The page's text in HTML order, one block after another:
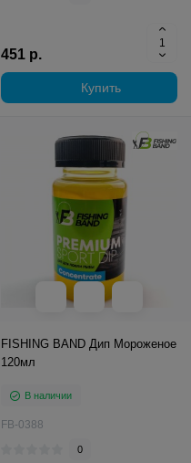
451 р.
Купить
FISHING BAND Дип Мороженое
120мл
В наличии
FB-0388
0